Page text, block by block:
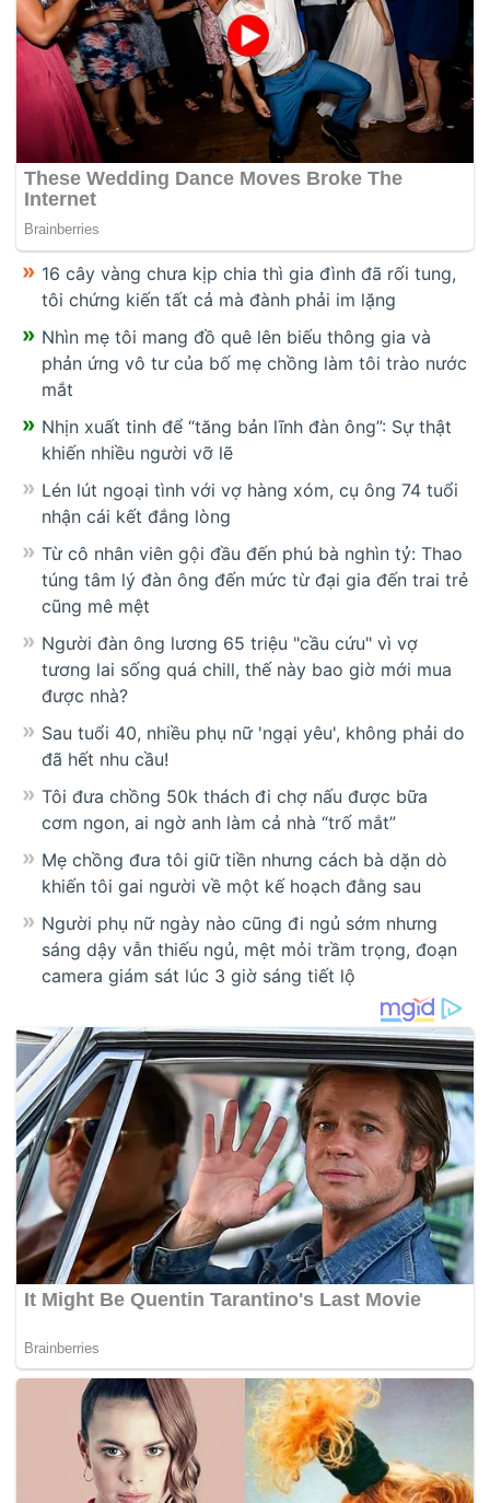
16 cây vàng chưa kịp chia thì gia đình đã rối tung,
tôi chứng kiến tất cả mà đành phải im lặng
Nhìn mẹ tôi mang đồ quê lên biếu thông gia và
phản ứng vô tư của bố mẹ chồng làm tôi trào nước
mắt
Nhịn xuất tinh để “tăng bản lĩnh đàn ông”: Sự thật
khiến nhiều người vỡ lẽ
Lén lút ngoại tình với vợ hàng xóm, cụ ông 74 tuổi
nhận cái kết đắng lòng
Từ cô nhân viên gội đầu đến phú bà nghìn tỷ: Thao
túng tâm lý đàn ông đến mức từ đại gia đến trai trẻ
cũng mê mệt
Người đàn ông lương 65 triệu "cầu cứu" vì vợ
tương lai sống quá chill, thế này bao giờ mới mua
được nhà?
Sau tuổi 40, nhiều phụ nữ 'ngại yêu', không phải do
đã hết nhu cầu!
Tôi đưa chồng 50k thách đi chợ nấu được bữa
cơm ngon, ai ngờ anh làm cả nhà “trố mắt”
Mẹ chồng đưa tôi giữ tiền nhưng cách bà dặn dò
khiến tôi gai người về một kế hoạch đằng sau
Người phụ nữ ngày nào cũng đi ngủ sớm nhưng
sáng dậy vẫn thiếu ngủ, mệt mỏi trầm trọng, đoạn
camera giám sát lúc 3 giờ sáng tiết lộ